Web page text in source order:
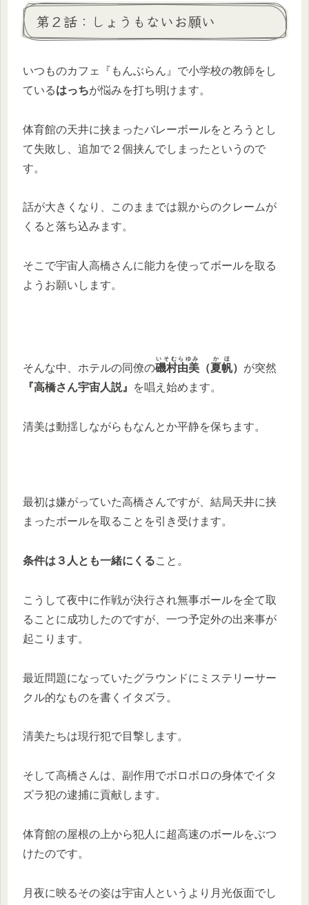
第２話：しょうもないお願い
いつものカフェ『もんぶらん』で小学校の教師をし
ているはっちが悩みを打ち明けます。
体育館の天井に挟まったバレーボールをとろうとし
て失敗し、追加で２個挟んでしまったというので
す。
話が大きくなり、このままでは親からのクレームが
くると落ち込みます。
そこで宇宙人高橋さんに能力を使ってボールを取る
ようお願いします。
そんな中、ホテルの同僚の磯村由美
いそむらゆみ
（夏帆
かほ
） が突然
『高橋さん宇宙人説』
を唱え始めます。
清美は動揺しながらもなんとか平静を保ちます。
最初は嫌がっていた高橋さんですが、結局天井に挟
まったボールを取ることを引き受けます。
条件は３人とも一緒にくること。
こうして夜中に作戦が決行され無事ボールを全て取
ることに成功したのですが、一つ予定外の出来事が
起こります。
最近問題になっていたグラウンドにミステリーサー
クル的なものを書くイタズラ。
清美たちは現行犯で目撃します。
そして高橋さんは、副作用でボロボロの身体でイタ
ズラ犯の逮捕に貢献します。
体育館の屋根の上から犯人に超高速のボールをぶつ
けたのです。
月夜に映るその姿は宇宙人というより月光仮面でし